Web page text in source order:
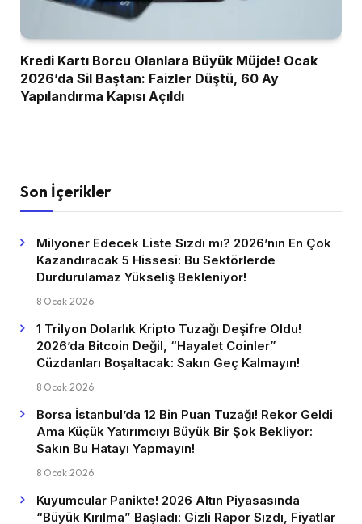
Kredi Kartı Borcu Olanlara Büyük Müjde! Ocak
2026’da Sil Baştan: Faizler Düştü, 60 Ay
Yapılandırma Kapısı Açıldı
Son İçerikler
Milyoner Edecek Liste Sızdı mı? 2026’nın En Çok
Kazandıracak 5 Hissesi: Bu Sektörlerde
Durdurulamaz Yükseliş Bekleniyor!
8 Ocak 2026
1 Trilyon Dolarlık Kripto Tuzağı Deşifre Oldu!
2026’da Bitcoin Değil, “Hayalet Coinler”
Cüzdanları Boşaltacak: Sakın Geç Kalmayın!
8 Ocak 2026
Borsa İstanbul’da 12 Bin Puan Tuzağı! Rekor Geldi
Ama Küçük Yatırımcıyı Büyük Bir Şok Bekliyor:
Sakın Bu Hatayı Yapmayın!
8 Ocak 2026
Kuyumcular Panikte! 2026 Altın Piyasasında
“Büyük Kırılma” Başladı: Gizli Rapor Sızdı, Fiyatlar